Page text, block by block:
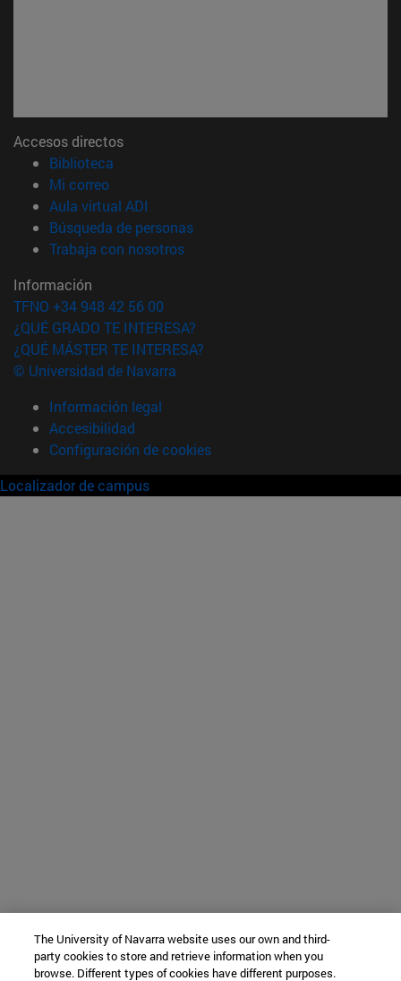
Accesos directos
Biblioteca
Mi correo(abre en nueva ventana)
Aula virtual ADI
Búsqueda de personas(abre en nueva ventana)
Trabaja con nosotros(abre en nueva ventana)
Información
TFNO +34 948 42 56 00
¿QUÉ GRADO TE INTERESA?
¿QUÉ MÁSTER TE INTERESA?
© Universidad de Navarra
Información legal
Accesibilidad
Configuración de cookies
Localizador de campus
The University of Navarra website uses our own and third-
party cookies to store and retrieve information when you
browse. Different types of cookies have different purposes.